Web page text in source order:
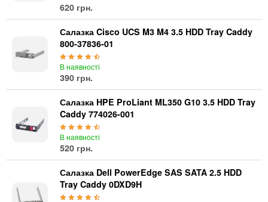
620 грн.
Салазка Cisco UCS M3 M4 3.5 HDD Tray Caddy
800-37836-01
В наявності
390 грн.
Салазка HPE ProLiant ML350 G10 3.5 HDD Tray
Caddy 774026-001
В наявності
520 грн.
Салазка Dell PowerEdge SAS SATA 2.5 HDD
Tray Caddy 0DXD9H